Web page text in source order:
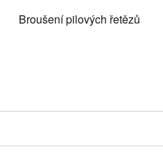
Broušení pilových řetězů